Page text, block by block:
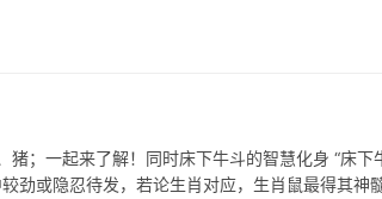
；一起来了解！同时床下牛斗的智慧化身 “床下
劲或隐忍待发，若论生肖对应，生肖鼠最得其神